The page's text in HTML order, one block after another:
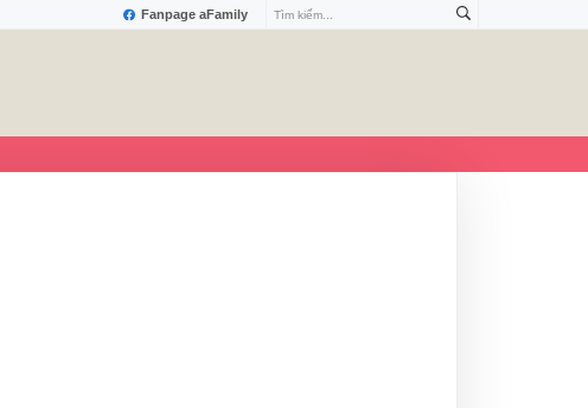
Fanpage aFamily